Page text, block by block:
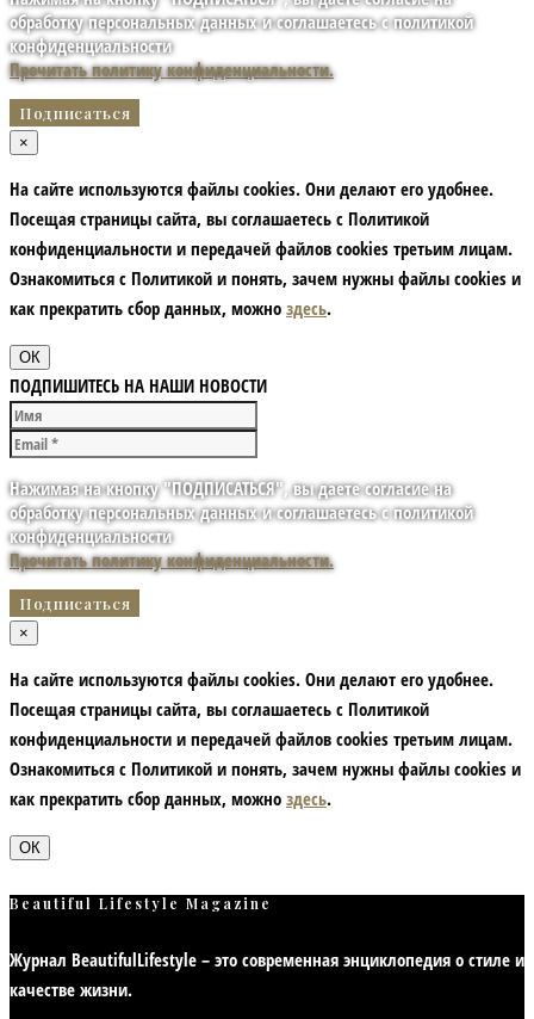
обработку персональных данных и соглашаетесь с политикой
конфиденциальности
Прочитать политику конфиденциальности.
×
На сайте используются файлы cookies. Они делают его удобнее.
Посещая страницы сайта, вы соглашаетесь с Политикой
конфиденциальности и передачей файлов cookies третьим лицам.
Ознакомиться с Политикой и понять, зачем нужны файлы сookies и
как прекратить сбор данных, можно здесь.
ОК
ПОДПИШИТЕСЬ НА НАШИ НОВОСТИ
Нажимая на кнопку "ПОДПИСАТЬСЯ", вы даете согласие на
обработку персональных данных и соглашаетесь с политикой
конфиденциальности
Прочитать политику конфиденциальности.
×
На сайте используются файлы cookies. Они делают его удобнее.
Посещая страницы сайта, вы соглашаетесь с Политикой
конфиденциальности и передачей файлов cookies третьим лицам.
Ознакомиться с Политикой и понять, зачем нужны файлы сookies и
как прекратить сбор данных, можно здесь.
ОК
Beautiful Lifestyle Magazine
Журнал BeautifulLifestyle – это современная энциклопедия о стиле и
качестве жизни.